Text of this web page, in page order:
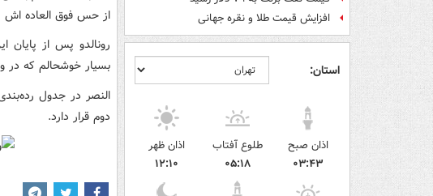
افزایش قیمت طلا و نقره جهانی
استان:
اذان صبح
۰۳:۴۳
طلوع آفتاب
۰۵:۱۸
اذان ظهر
۱۲:۱۰
از حس فوق العاده اش
رونالدو پس از پایان
بسیار خوشحالم که در
النصر در جدول
دوم قرار دارد.